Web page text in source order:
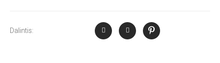
Dalintis: